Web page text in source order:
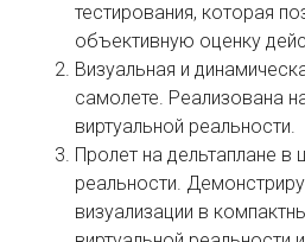
тестирования, которая
объективную оценку
Визуальная и
самолете. Реализована
виртуальной реальности.
Пролет на дельтаплане в
реальности.
визуализации в